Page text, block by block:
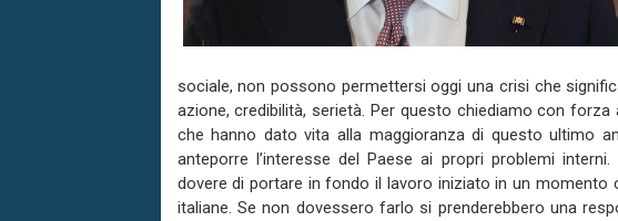
sociale, non possono permettersi oggi una crisi che
azione, credibilità, serietà. Per questo chiediamo con
che hanno dato vita alla maggioranza di questo ultimo
anteporre l’interesse del Paese ai propri problemi
dovere di portare in fondo il lavoro iniziato in un momento
italiane. Se non dovessero farlo si prenderebbero una